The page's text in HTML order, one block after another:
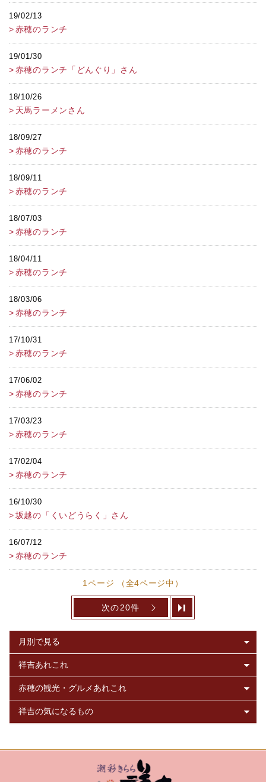
19/02/13
赤穂のランチ
19/01/30
赤穂のランチ「どんぐり」さん
18/10/26
天馬ラーメンさん
18/09/27
赤穂のランチ
18/09/11
赤穂のランチ
18/07/03
赤穂のランチ
18/04/11
赤穂のランチ
18/03/06
赤穂のランチ
17/10/31
赤穂のランチ
17/06/02
赤穂のランチ
17/03/23
赤穂のランチ
17/02/04
赤穂のランチ
16/10/30
坂越の「くいどうらく」さん
16/07/12
赤穂のランチ
1ページ （全4ページ中）
次の20件